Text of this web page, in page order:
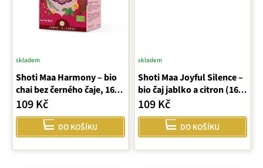
Shoti Maa Harmony – bio
chai bez černého čaje, 16
sáčků (32 g ℮)
skladem
109 Kč
DO KOŠÍKU
Shoti Maa Joyful Silence –
bio čaj jablko a citron (16
sáčků)
skladem
109 Kč
DO KOŠÍKU